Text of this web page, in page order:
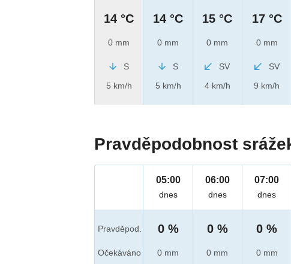
14 °C
0 mm
S
5 km/h
14 °C
0 mm
S
5 km/h
15 °C
0 mm
SV
4 km/h
17 °C
0 mm
SV
9 km/h
Pravděpodobnost
Pravděpod.
Očekáváno
05:00
dnes
0 %
0 mm
06:00
dnes
0 %
0 mm
07:00
dnes
0 %
0 mm